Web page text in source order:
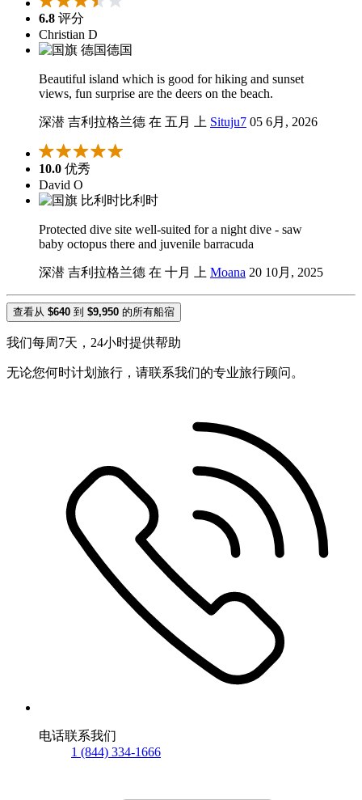
6.8 评分
Christian D
德国
Beautiful island which is good for hiking and sunset
views, fun surprise are the deers on the beach.
深潜 吉利拉格兰德 在 五月 上 Situju7 05 6月, 2026
10.0 优秀
David O
比利时
Protected dive site well-suited for a night dive - saw
baby octopus there and juvenile barracuda
深潜 吉利拉格兰德 在 十月 上 Moana 20 10月, 2025
查看从 $640 到 $9,950 的所有船宿
我们每周7天，24小时提供帮助
无论您何时计划旅行，请联系我们的专业旅行顾问。
电话联系我们
1 (844) 334-1666